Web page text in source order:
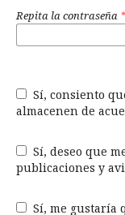
Repita la contraseña *
almacenen de
publicaciones y